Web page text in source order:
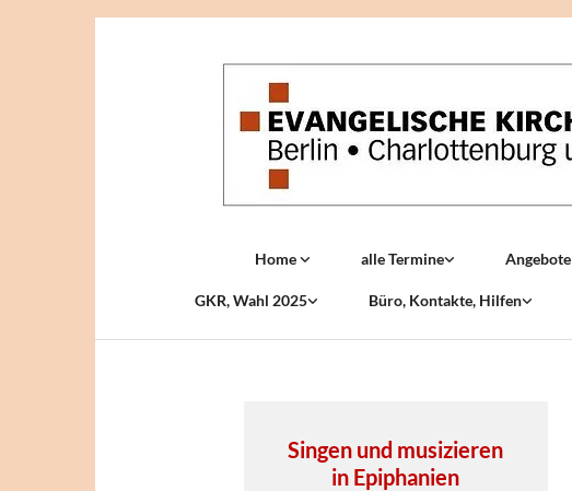
Home alle Termine Angebote
GKR, Wahl 2025 Büro, Kontakte, Hilfen
Singen und musizieren
in Epiphanien